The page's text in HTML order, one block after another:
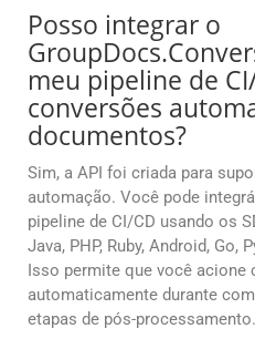
Posso integrar o
meu pipeline de
conversões
documentos?
Sim, a API foi criada para
automação. Você pode
pipeline de CI/CD usando os
Java, PHP, Ruby, Android,
Isso permite que você acione
automaticamente durante
etapas de pós-processamento.